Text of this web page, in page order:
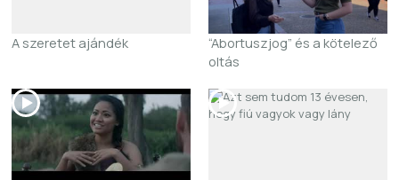
A szeretet ajándék
“Abortuszjog” és a kötelező
oltás